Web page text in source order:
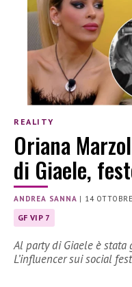
REALITY
Oriana
di Giaele,
ANDREA SANNA | 14
GF VIP 7
Al party di Giaele è stata
L’influencer sui social